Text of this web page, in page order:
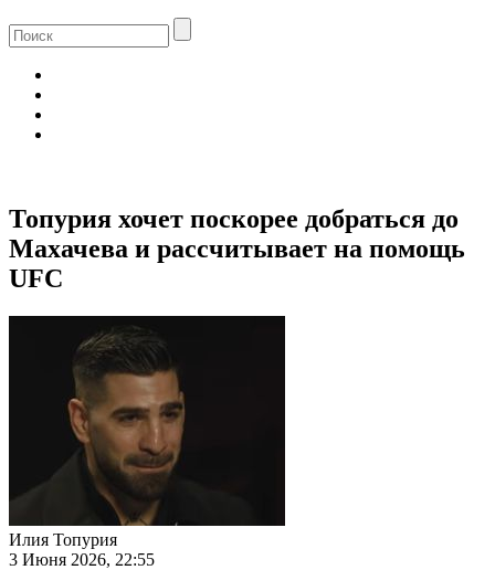
Топурия хочет поскорее добраться до
Махачева и рассчитывает на помощь
UFC
Илия Топурия
3 Июня 2026, 22:55